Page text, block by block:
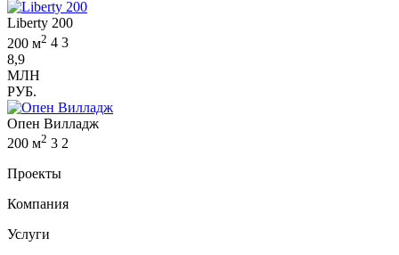
Liberty 200
200 м2 4 3
8,9
МЛН
РУБ.
Опен Вилладж
200 м2 3 2
Проекты
Компания
Услуги